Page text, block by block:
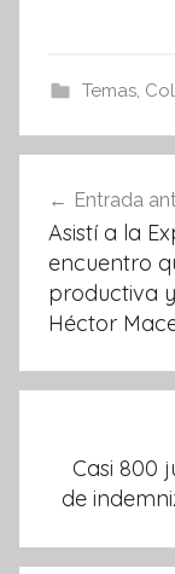
e
b
o
k
er
Temas,
de
entradas
Entrada
Asistí a la
encuentro
productiva
Héctor
Casi 800
de